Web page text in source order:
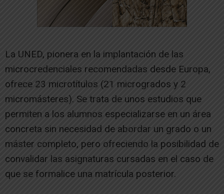
La UNED, pionera en la implantación de las
microcredenciales recomendadas desde Europa,
ofrece 23 microtítulos (21 microgrados y 2
micromásteres). Se trata de unos estudios que
permiten a los alumnos especializarse en un área
concreta sin necesidad de abordar un grado o un
máster completo, pero ofreciendo la posibilidad de
convalidar las asignaturas cursadas en el caso de
que se formalice una matrícula posterior.